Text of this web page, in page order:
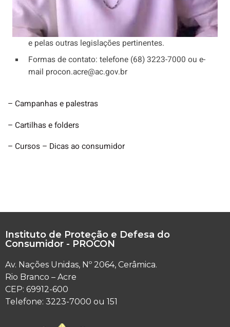
objetivo de promover a disseminação de
informações relevantes sobre os direitos e deveres
estabelecidos pelo Código de Defesa do Consumidor
e pelas outras legislações pertinentes.
Formas de contato: telefone (68) 3223-7000 ou e-
mail procon.acre@ac.gov.br
– Campanhas e palestras
– Cartilhas e folders
– Cursos – Dicas ao consumidor
Instituto de Proteção e Defesa do
Consumidor - PROCON
Av. Nações Unidas, Nº 2064, Cerâmica.
Rio Branco – Acre
CEP: 69912-600
Telefone: 3223-7000 ou 151